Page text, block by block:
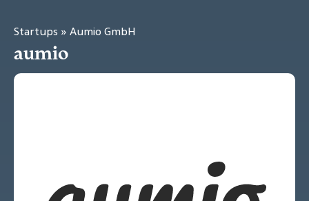
Startups » Aumio GmbH
aumio